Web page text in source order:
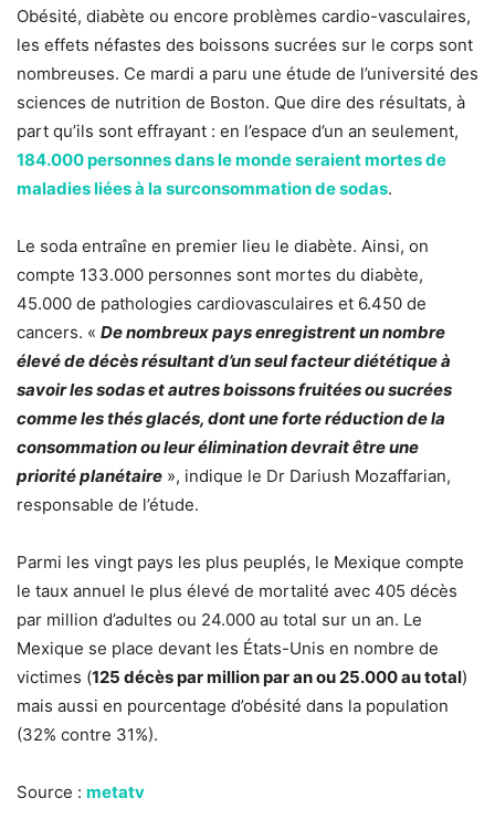
Obésité, diabète ou encore problèmes cardio-vasculaires,
les effets néfastes des boissons sucrées sur le corps sont
nombreuses. Ce mardi a paru une étude de l’université des
sciences de nutrition de Boston. Que dire des résultats, à
part qu’ils sont effrayant : en l’espace d’un an seulement,
184.000 personnes dans le monde seraient mortes de
maladies liées à la surconsommation de sodas.
Le soda entraîne en premier lieu le diabète. Ainsi, on
compte 133.000 personnes sont mortes du diabète,
45.000 de pathologies cardiovasculaires et 6.450 de
cancers. « De nombreux pays enregistrent un nombre
élevé de décès résultant d’un seul facteur diététique à
savoir les sodas et autres boissons fruitées ou sucrées
comme les thés glacés, dont une forte réduction de la
consommation ou leur élimination devrait être une
priorité planétaire », indique le Dr Dariush Mozaffarian,
responsable de l’étude.
Parmi les vingt pays les plus peuplés, le Mexique compte
le taux annuel le plus élevé de mortalité avec 405 décès
par million d’adultes ou 24.000 au total sur un an. Le
Mexique se place devant les États-Unis en nombre de
victimes (125 décès par million par an ou 25.000 au total)
mais aussi en pourcentage d’obésité dans la population
(32% contre 31%).
Source : metatv